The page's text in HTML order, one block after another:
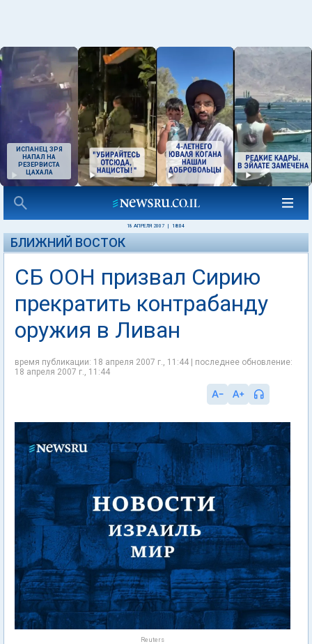
ИСПАНЕЦ ЗРЯ
НАПАЛ НА
РЕЗЕРВИСТА
ЦАХАЛА
18 АПРЕЛЯ 2007 18:04
БЛИЖНИЙ ВОСТОК
СБ ООН призвал Сирию
прекратить контрабанду
оружия в Ливан
время публикации: 18 апреля 2007 г., 11:44 | последнее обновление:
18 апреля 2007 г., 11:44
Reuters